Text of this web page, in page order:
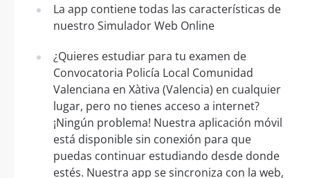
La app contiene todas las características de
nuestro Simulador Web Online
¿Quieres estudiar para tu examen de
Convocatoria Policía Local Comunidad
Valenciana en Xàtiva (Valencia) en cualquier
lugar, pero no tienes acceso a internet?
¡Ningún problema! Nuestra aplicación móvil
está disponible sin conexión para que
puedas continuar estudiando desde donde
estés. Nuestra app se sincroniza con la web,